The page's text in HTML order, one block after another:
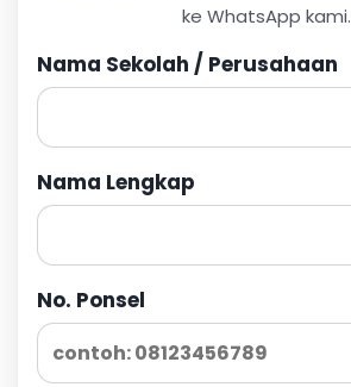
ke WhatsApp kami.
Nama Sekolah / Perusahaan
Nama Lengkap
No. Ponsel